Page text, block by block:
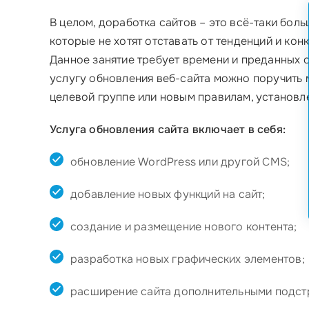
В целом, доработка сайтов – это всё-таки
которые не хотят отставать от тенденций и
Данное занятие требует времени и преданных
услугу обновления веб-сайта можно
целевой группе или новым правилам,
Услуга обновления сайта включает в себя:
обновление WordPress или другой CMS;
добавление новых функций на сайт;
создание и размещение нового контента;
разработка новых графических элементов;
расширение сайта дополнительными